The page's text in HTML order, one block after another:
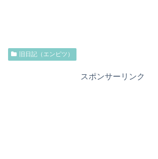
旧日記（エンピツ）
スポンサーリンク